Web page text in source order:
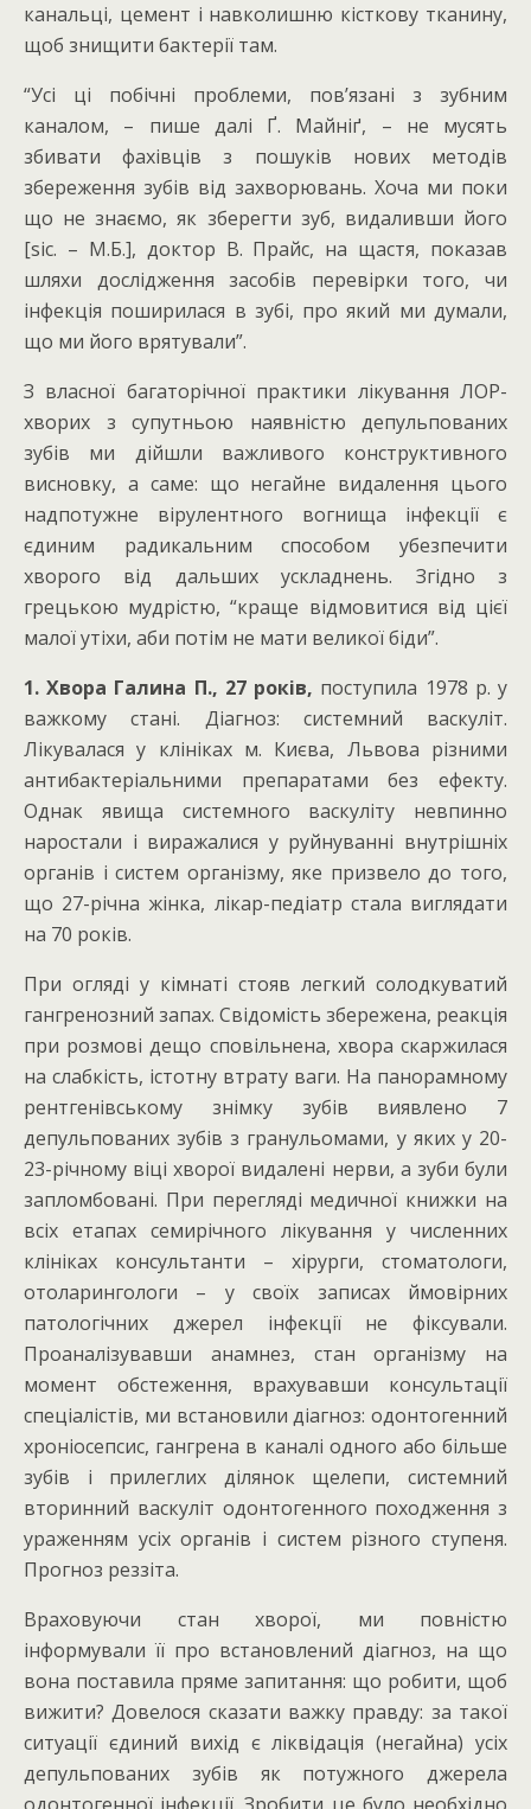
канальці, цемент і навколишню кісткову тканину,
щоб знищити бактерії там.
“Усі ці побічні проблеми, пов’язані з зубним
каналом, – пише далі Ґ. Майніґ, – не мусять
збивати фахівців з пошуків нових методів
збереження зубів від захворювань. Хоча ми поки
що не знаємо, як зберегти зуб, видаливши його
[sіс. – М.Б.], доктор В. Прайс, на щастя, показав
шляхи дослідження засобів перевірки того, чи
інфекція поширилася в зубі, про який ми думали,
що ми його врятували”.
З власної багаторічної практики лікування ЛОР-
хворих з супутньою наявністю депульпованих
зубів ми дійшли важливого конструктивного
висновку, а саме: що негайне видалення цього
надпотужне вірулентного вогнища інфекції є
єдиним радикальним способом убезпечити
хворого від дальших ускладнень. Згідно з
грецькою мудрістю, “краще відмовитися від цієї
малої утіхи, аби потім не мати великої біди”.
1. Хвора Галина П., 27 років, поступила 1978 р. у
важкому стані. Діагноз: системний васкуліт.
Лікувалася у клініках м. Києва, Львова різними
антибактеріальними препаратами без ефекту.
Однак явища системного васкуліту невпинно
наростали і виражалися у руйнуванні внутрішніх
органів і систем організму, яке призвело до того,
що 27-річна жінка, лікар-педіатр стала виглядати
на 70 років.
При огляді у кімнаті стояв легкий солодкуватий
гангренозний запах. Свідомість збережена, реакція
при розмові дещо сповільнена, хвора скаржилася
на слабкість, істотну втрату ваги. На панорамному
рентгенівському знімку зубів виявлено 7
депульпованих зубів з гранульомами, у яких у 20-
23-річному віці хворої видалені нерви, а зуби були
запломбовані. При перегляді медичної книжки на
всіх етапах семирічного лікування у численних
клініках консультанти – хірурги, стоматологи,
отоларингологи – у своїх записах ймовірних
патологічних джерел інфекції не фіксували.
Проаналізувавши анамнез, стан організму на
момент обстеження, врахувавши консультації
спеціалістів, ми встановили діагноз: одонтогенний
хроніосепсис, гангрена в каналі одного або більше
зубів і прилеглих ділянок щелепи, системний
вторинний васкуліт одонтогенного походження з
ураженням усіх органів і систем різного ступеня.
Прогноз реззіта.
Враховуючи стан хворої, ми повністю
інформували її про встановлений діагноз, на що
вона поставила пряме запитання: що робити, щоб
вижити? Довелося сказати важку правду: за такої
ситуації єдиний вихід є ліквідація (негайна) усіх
депульпованих зубів як потужного джерела